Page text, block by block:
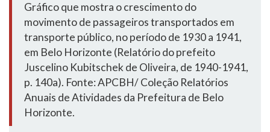
Gráfico que mostra o crescimento do
movimento de passageiros transportados em
transporte público, no período de 1930 a 1941,
em Belo Horizonte (Relatório do prefeito
Juscelino Kubitschek de Oliveira, de 1940-1941,
p. 140a). Fonte: APCBH/ Coleção Relatórios
Anuais de Atividades da Prefeitura de Belo
Horizonte.